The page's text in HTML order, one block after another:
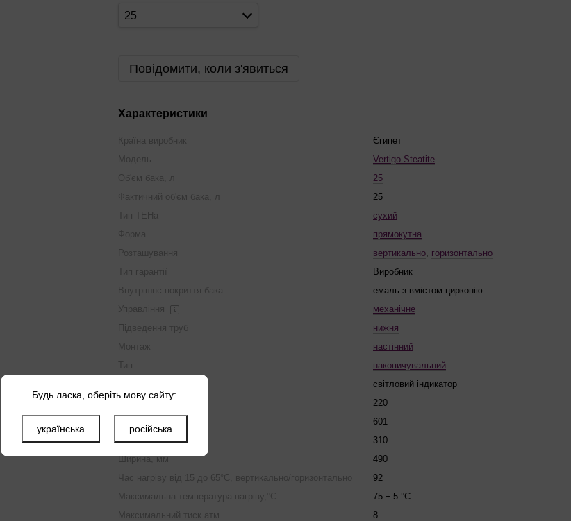
25
Повідомити, коли з'явиться
Характеристики
Країна виробник
Єгипет
Модель
Vertigo Steatite
Об'єм бака, л
25
Фактичний об'єм бака, л
25
Тип ТЕНа
сухий
Форма
прямокутна
Розташування
вертикально, горизонтально
Тип гарантії
Виробник
Внутрішнє покриття бака
емаль з вмістом цирконію
Управління
механічне
Підведення труб
нижня
Монтаж
настінний
Тип
накопичувальний
світловий індикатор
Напруга, В
220
601
Глибина, мм
310
Ширина, мм
490
Час нагріву від 15 до 65°С, вертикально/горизонтально
92
Максимальна температура нагріву,°С
75 ± 5 °C
Максимальний тиск атм.
8
Будь ласка, оберіть мову сайту:
українська російська